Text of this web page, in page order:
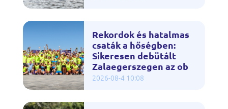
Rekordok és hatalmas
csaták a hőségben:
Sikeresen debütált
Zalaegerszegen az ob
2026-08-4 10:08